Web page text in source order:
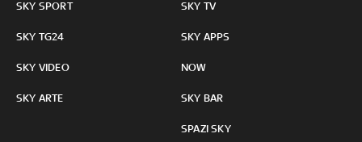
SKY SPORT
SKY TG24
SKY VIDEO
SKY ARTE
SKY TV
SKY APPS
NOW
SKY BAR
SPAZI SKY